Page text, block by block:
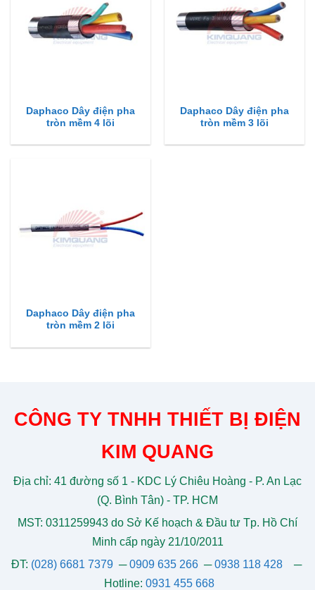
Daphaco Dây điện pha
tròn mềm 4 lõi
Daphaco Dây điện pha
tròn mềm 3 lõi
Daphaco Dây điện pha
tròn mềm 2 lõi
CÔNG TY TNHH THIẾT BỊ ĐIỆN
KIM QUANG
Địa chỉ: 41 đường số 1 - KDC Lý Chiêu Hoàng - P. An Lạc
(Q. Bình Tân) - TP. HCM
MST: 0311259943 do Sở Kế hoạch & Đầu tư Tp. Hồ Chí
Minh cấp ngày 21/10/2011
ĐT: (028) 6681 7379 ─0909 635 266─0938 118 428─
Hotline: 0931 455 668